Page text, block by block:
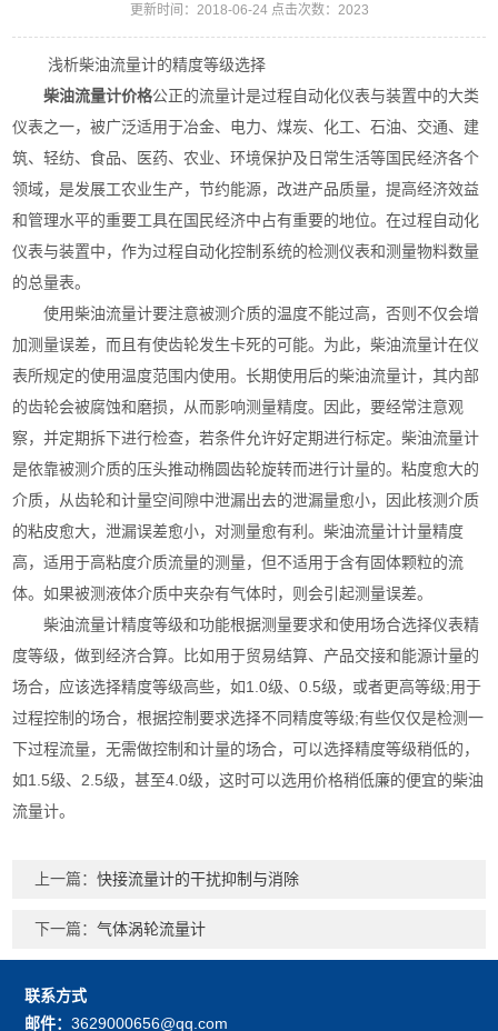
更新时间：2018-06-24 点击次数：2023
浅析柴油流量计的精度等级选择
柴油流量计价格公正的流量计是过程自动化仪表与装置中的大类
仪表之一，被广泛适用于冶金、电力、煤炭、化工、石油、交通、建
筑、轻纺、食品、医药、农业、环境保护及日常生活等国民经济各个
领域，是发展工农业生产，节约能源，改进产品质量，提高经济效益
和管理水平的重要工具在国民经济中占有重要的地位。在过程自动化
仪表与装置中，作为过程自动化控制系统的检测仪表和测量物料数量
的总量表。
使用柴油流量计要注意被测介质的温度不能过高，否则不仅会增
加测量误差，而且有使齿轮发生卡死的可能。为此，柴油流量计在仪
表所规定的使用温度范围内使用。长期使用后的柴油流量计，其内部
的齿轮会被腐蚀和磨损，从而影响测量精度。因此，要经常注意观
察，并定期拆下进行检查，若条件允许好定期进行标定。柴油流量计
是依靠被测介质的压头推动椭圆齿轮旋转而进行计量的。粘度愈大的
介质，从齿轮和计量空间隙中泄漏出去的泄漏量愈小，因此核测介质
的粘皮愈大，泄漏误差愈小，对测量愈有利。柴油流量计计量精度
高，适用于高粘度介质流量的测量，但不适用于含有固体颗粒的流
体。如果被测液体介质中夹杂有气体时，则会引起测量误差。
柴油流量计精度等级和功能根据测量要求和使用场合选择仪表精
度等级，做到经济合算。比如用于贸易结算、产品交接和能源计量的
场合，应该选择精度等级高些，如1.0级、0.5级，或者更高等级;用于
过程控制的场合，根据控制要求选择不同精度等级;有些仅仅是检测一
下过程流量，无需做控制和计量的场合，可以选择精度等级稍低的，
如1.5级、2.5级，甚至4.0级，这时可以选用价格稍低廉的便宜的柴油
流量计。
上一篇：快接流量计的干扰抑制与消除
下一篇：气体涡轮流量计
联系方式
邮件：3629000656@qq.com